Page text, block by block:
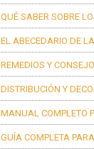
QUÉ SABER SOBRE
EL ABECEDARIO DE
REMEDIOS Y
DISTRIBUCIÓN Y
MANUAL COMPLETO
GUÍA COMPLETA